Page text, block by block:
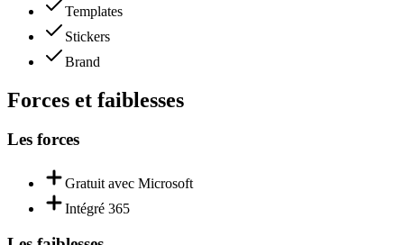
Templates
Stickers
Brand
Forces et faiblesses
Les forces
Gratuit avec Microsoft
Intégré 365